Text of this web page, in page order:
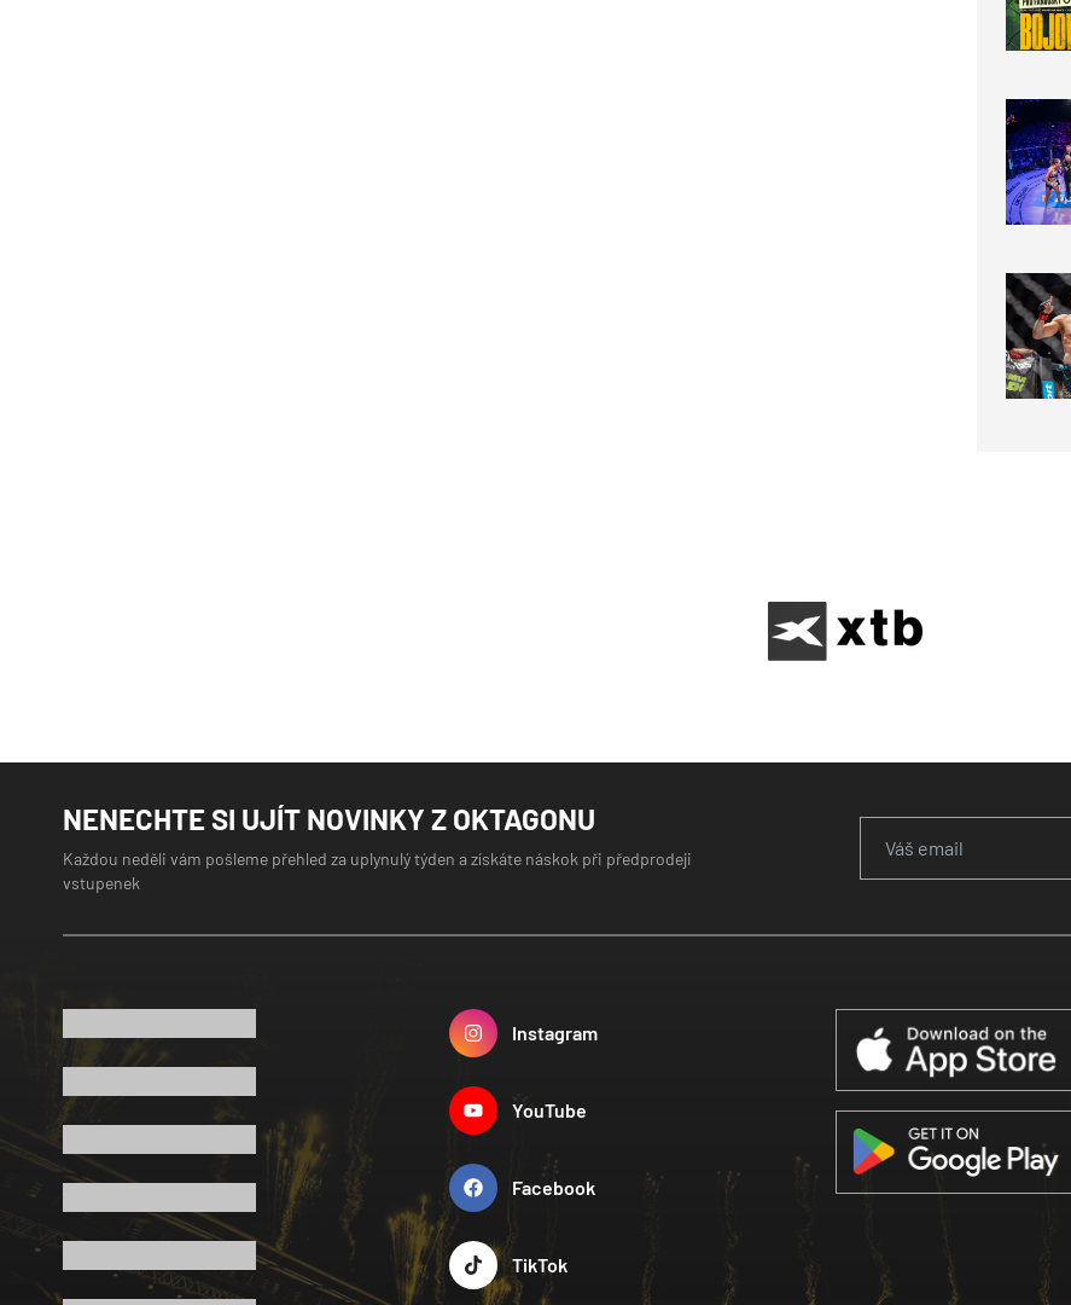
NENECHTE SI UJÍT NOVINKY Z OKTAGONU
Každou neděli vám pošleme přehled za uplynulý týden a získáte náskok při předprodeji
vstupenek
Instagram
YouTube
Facebook
TikTok